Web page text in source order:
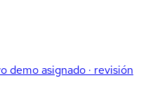
demo asignado · revisión